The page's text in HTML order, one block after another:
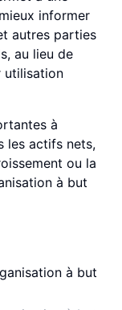
informer
autres parties
au lieu de
utilisation
à
les actifs nets,
ou la
à but